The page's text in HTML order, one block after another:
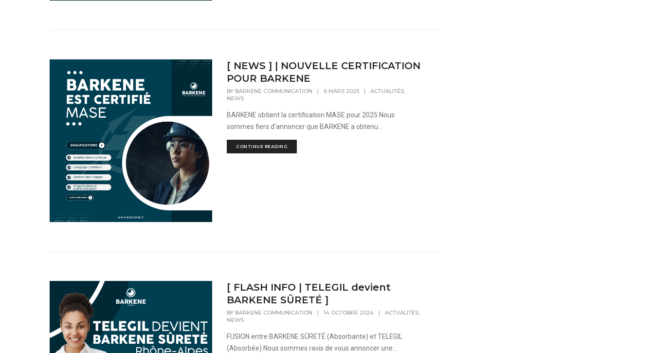
[ NEWS ] | NOUVELLE CERTIFICATION
POUR BARKENE
BY BARKENE COMMUNICATION | 6 MARS 2025 | ACTUALITÉS
NEWS
BARKENE obtient la certification MASE pour 2025 Nous
sommes fiers d'annoncer que BARKENE a obtenu...
CONTINUE READING
[ FLASH INFO | TELEGIL devient
BARKENE SÛRETÉ ]
BY BARKENE COMMUNICATION | 14 OCTOBRE 2024 | ACTUALITÉS,
NEWS
FUSION entre BARKENE SÛRETÉ (Absorbante) et TELEGIL
(Absorbée) Nous sommes ravis de vous annoncer une...